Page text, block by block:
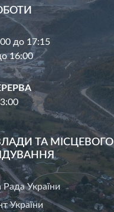
до 17:15
16:00
ТА МІСЦЕВОГО
Рада України
України